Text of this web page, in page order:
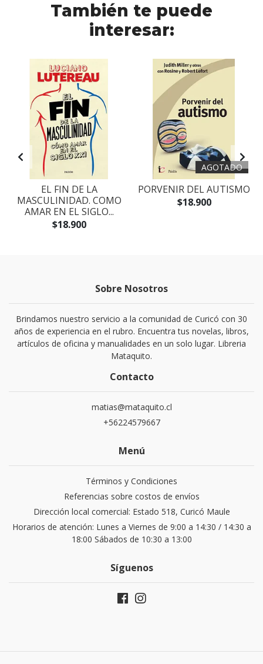
También te puede
interesar:
EL FIN DE LA
MASCULINIDAD. COMO
AMAR EN EL SIGLO...
$18.900
AGOTADO
PORVENIR DEL AUTISMO
$18.900
Sobre Nosotros
Brindamos nuestro servicio a la comunidad de Curicó con 30
años de experiencia en el rubro. Encuentra tus novelas, libros,
artículos de oficina y manualidades en un solo lugar. Libreria
Mataquito.
Contacto
matias@mataquito.cl
+56224579667
Menú
Términos y Condiciones
Referencias sobre costos de envíos
Dirección local comercial: Estado 518, Curicó Maule
Horarios de atención: Lunes a Viernes de 9:00 a 14:30 / 14:30 a
18:00 Sábados de 10:30 a 13:00
Síguenos